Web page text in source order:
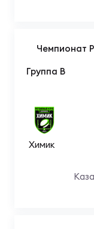
Чемпионат
Группа B
Химик